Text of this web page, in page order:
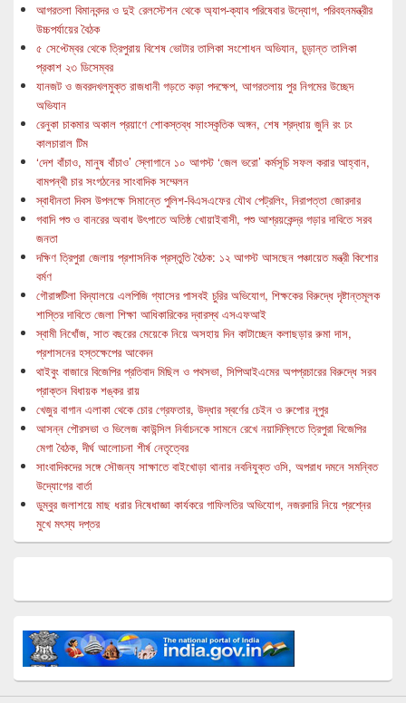
আগরতলা বিমানবন্দর ও দুই রেলস্টেশন থেকে অ্যাপ-ক্যাব পরিষেবার উদ্যোগ, পরিবহনমন্ত্রীর
উচ্চপর্যায়ের বৈঠক
৫ সেপ্টেম্বর থেকে ত্রিপুরায় বিশেষ ভোটার তালিকা সংশোধন অভিযান, চূড়ান্ত তালিকা
প্রকাশ ২৩ ডিসেম্বর
যানজট ও জবরদখলমুক্ত রাজধানী গড়তে কড়া পদক্ষেপ, আগরতলায় পুর নিগমের উচ্ছেদ
অভিযান
রেনুকা চাকমার অকাল প্রয়াণে শোকস্তব্ধ সাংস্কৃতিক অঙ্গন, শেষ শ্রদ্ধায় জুনি রং ঢং
কালচারাল টিম
‘দেশ বাঁচাও, মানুষ বাঁচাও’ স্লোগানে ১০ আগস্ট ‘জেল ভরো’ কর্মসূচি সফল করার আহ্বান,
বামপন্থী চার সংগঠনের সাংবাদিক সম্মেলন
স্বাধীনতা দিবস উপলক্ষে সিমান্তে পুলিশ-বিএসএফের যৌথ পেট্রলিং, নিরাপত্তা জোরদার
গবাদি পশু ও বানরের অবাধ উৎপাতে অতিষ্ঠ খোয়াইবাসী, পশু আশ্রয়কেন্দ্র গড়ার দাবিতে সরব
জনতা
দক্ষিণ ত্রিপুরা জেলায় প্রশাসনিক প্রস্তুতি বৈঠক: ১২ আগস্ট আসছেন পঞ্চায়েত মন্ত্রী কিশোর
বর্মণ
গৌরাঙ্গটিলা বিদ্যালয়ে এলপিজি গ্যাসের পাসবই চুরির অভিযোগ, শিক্ষকের বিরুদ্ধে দৃষ্টান্তমূলক
শাস্তির দাবিতে জেলা শিক্ষা আধিকারিকের দ্বারস্থ এসএফআই
স্বামী নিখোঁজ, সাত বছরের মেয়েকে নিয়ে অসহায় দিন কাটাচ্ছেন কলাছড়ার রুমা দাস,
প্রশাসনের হস্তক্ষেপের আবেদন
থাইবুং বাজারে বিজেপির প্রতিবাদ মিছিল ও পথসভা, সিপিআইএমের অপপ্রচারের বিরুদ্ধে সরব
প্রাক্তন বিধায়ক শঙ্কর রায়
খেজুর বাগান এলাকা থেকে চোর গ্রেফতার, উদ্ধার স্বর্ণের চেইন ও রুপোর নূপুর
আসন্ন পৌরসভা ও ভিলেজ কাউন্সিল নির্বাচনকে সামনে রেখে নয়াদিল্লিতে ত্রিপুরা বিজেপির
মেগা বৈঠক, দীর্ঘ আলোচনা শীর্ষ নেতৃত্বের
সাংবাদিকদের সঙ্গে সৌজন্য সাক্ষাতে বাইখোড়া থানার নবনিযুক্ত ওসি, অপরাধ দমনে সমন্বিত
উদ্যোগের বার্তা
ডুম্বুর জলাশয়ে মাছ ধরার নিষেধাজ্ঞা কার্যকরে গাফিলতির অভিযোগ, নজরদারি নিয়ে প্রশ্নের
মুখে মৎস্য দপ্তর